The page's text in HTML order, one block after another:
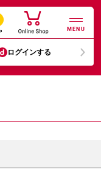
MENU
ログインする